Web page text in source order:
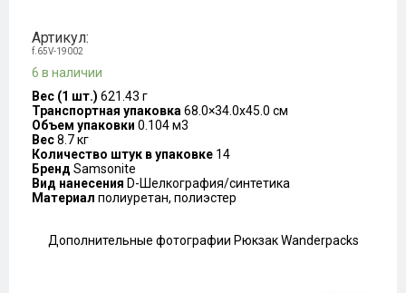
Артикул:
f.65V-19002
6 в наличии
Вес (1 шт.) 621.43 г
Транспортная упаковка 68.0×34.0x45.0 см
Объем упаковки 0.104 м3
Вес8.7 кг
Количество штук в упаковке 14
Бренд Samsonite
Вид нанесения D-Шелкография/синтетика
Материал полиуретан, полиэстер
Дополнительные фотографии Рюкзак Wanderpacks